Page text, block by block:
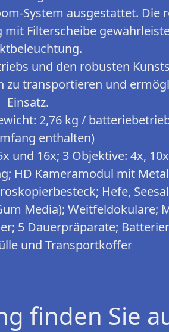
System ausgestattet. Die
Filterscheibe
und den robusten
zu transportieren und
Einsatz.
2,76 kg /
enthalten)
und 16x; 3 Objektive: 4x,
HD Kameramodul mit
Hefe,
Media); Weitfeldokulare;
5 Dauerpräparate;
und Transportkoffer
finden Sie